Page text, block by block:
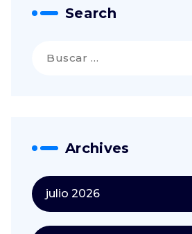
Search
Archives
julio 2026